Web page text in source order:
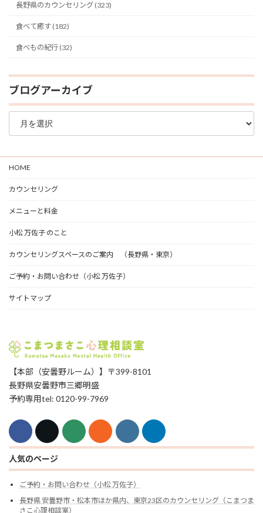
長野県のカウンセリング (323)
食べて癒す (182)
食べもの紀行 (32)
ブログアーカイブ
ブ
グ
ー
カ
ブ
HOME
カウンセリング
メニューと料金
小松 万佐子 のこと
カウンセリングスペースのご案内 （長野県・東京）
ご予約・お問い合わせ（小松 万佐子）
サイトマップ
【本部（安曇野ルーム）】〒399-8101
長野県安曇野市三郷明盛
予約専用tel: 0120-99-7969
人気のページ
ご予約・お問い合わせ（小松 万佐子）
長野県 安曇野市・松本市ほか県内、東京23区のカウンセリング（こまつま
さこ心理相談室）